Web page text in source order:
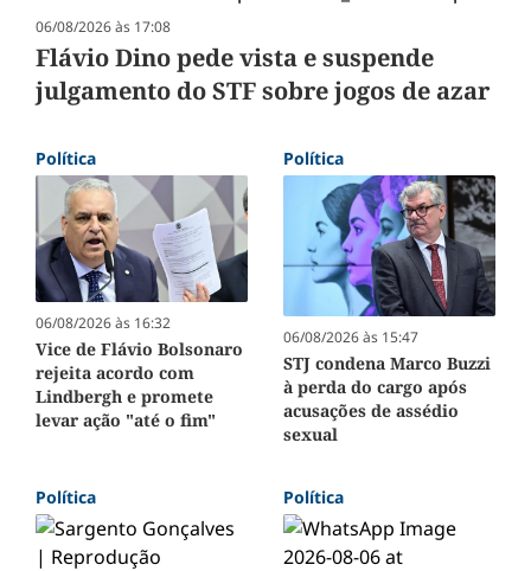
06/08/2026 às 17:08
Flávio Dino pede vista e suspende
julgamento do STF sobre jogos de azar
Política
06/08/2026 às 16:32
Vice de Flávio Bolsonaro
rejeita acordo com
Lindbergh e promete
levar ação "até o fim"
Política
06/08/2026 às 15:47
STJ condena Marco Buzzi
à perda do cargo após
acusações de assédio
sexual
Política Política